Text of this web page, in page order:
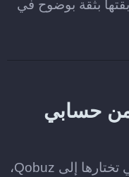
بثقة بوضوح في
حسابي
لا. ينسخ Soundiiz الموسيقى التي تختارها إلى Qobuz،